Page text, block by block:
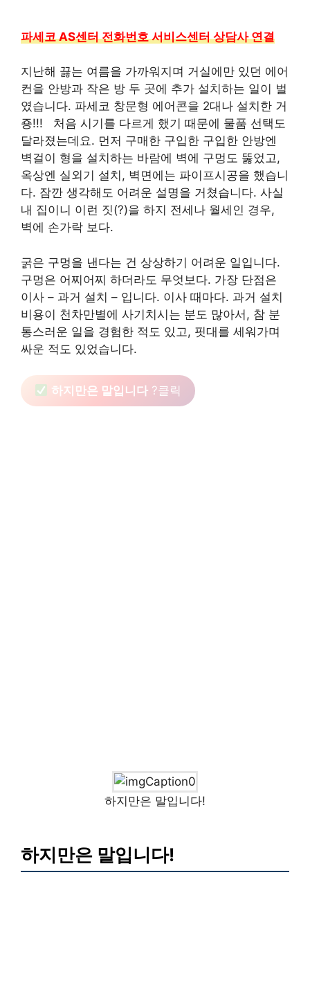
파세코 AS센터 전화번호 서비스센터 상담사 연결
지난해 끓는 여름을 가까워지며 거실에만 있던 에어
컨을 안방과 작은 방 두 곳에 추가 설치하는 일이 벌
였습니다. 파세코 창문형 에어콘을 2대나 설치한 거
죵!!! ​ ​ 처음 시기를 다르게 했기 때문에 물품 선택도
달라졌는데요. 먼저 구매한 구입한 구입한 안방엔
벽걸이 형을 설치하는 바람에 벽에 구멍도 뚫었고,
옥상엔 실외기 설치, 벽면에는 파이프시공을 했습니
다. 잠깐 생각해도 어려운 설명을 거쳤습니다. 사실
내 집이니 이런 짓(?)을 하지 전세나 월세인 경우,
벽에 손가락 보다.
굵은 구멍을 낸다는 건 상상하기 어려운 일입니다. ​
구멍은 어찌어찌 하더라도 무엇보다. 가장 단점은
이사 – 과거 설치 – 입니다. 이사 때마다. 과거 설치
비용이 천차만별에 사기치시는 분도 많아서, 참 분
통스러운 일을 경험한 적도 있고, 핏대를 세워가며
싸운 적도 있었습니다.
하지만은 말입니다 ?클릭
하지만은 말입니다!
하지만은 말입니다!